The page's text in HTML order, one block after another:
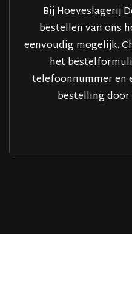
Bij Hoeveslagerij
bestellen van ons
eenvoudig mogelijk.
het
telefoonnummer en
bestelling